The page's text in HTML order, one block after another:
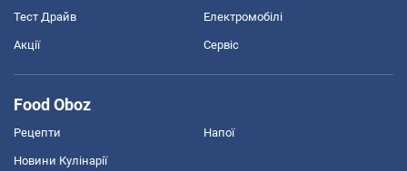
Тест Драйв Електромобілі
Акції Сервіс
Food Oboz
Рецепти Напої
Новини Кулінарії